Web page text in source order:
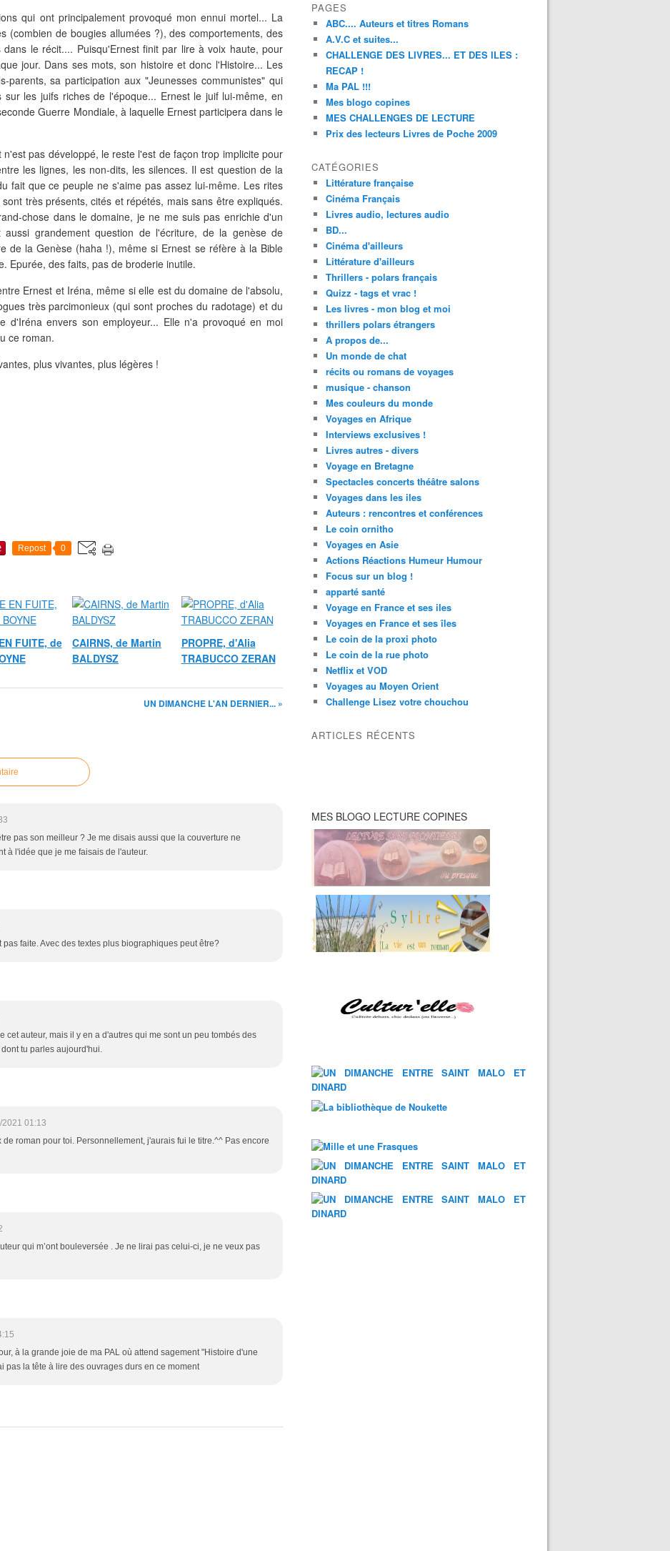
qui ont principalement provoqué mon ennui mortel... La
(combien de bougies allumées ?), des comportements, des
le récit.... Puisqu'Ernest finit par lire à voix haute, pour
jour. Dans ses mots, son histoire et donc l'Histoire... Les
parents, sa participation aux "Jeunesses communistes" qui
sur les juifs riches de l'époque... Ernest le juif lui-même, en
Guerre Mondiale, à laquelle Ernest participera dans le
pas développé, le reste l'est de façon trop implicite pour
les lignes, les non-dits, les silences. Il est question de la
fait que ce peuple ne s'aime pas assez lui-même. Les rites
très présents, cités et répétés, mais sans être expliqués.
chose dans le domaine, je ne me suis pas enrichie d'un
grandement question de l'écriture, de la genèse de
de la Genèse (haha !), même si Ernest se réfère à la Bible
Epurée, des faits, pas de broderie inutile.
Ernest et Iréna, même si elle est du domaine de l'absolu,
très parcimonieux (qui sont proches du radotage) et du
d'Iréna envers son employeur... Elle n'a provoqué en moi
ce roman.
plus vivantes, plus légères !
Repost 0
FUITE, de
CAIRNS, de Martin
BALDYSZ
PROPRE, d'Alia
TRABUCCO ZERAN
UN DIMANCHE L'AN DERNIER... »
pas son meilleur ? Je me disais aussi que la couverture ne
à l'idée que je me faisais de l'auteur.
pas faite. Avec des textes plus biographiques peut être?
cet auteur, mais il y en a d'autres qui me sont un peu tombés des
tu parles aujourd'hui.
2021 01:13
de roman pour toi. Personnellement, j'aurais fui le titre.^^ Pas encore
qui m’ont bouleversée . Je ne lirai pas celui-ci, je ne veux pas
à la grande joie de ma PAL où attend sagement "Histoire d'une
pas la tête à lire des ouvrages durs en ce moment
PAGES
ABC.... Auteurs et titres Romans
A.V.C et suites...
CHALLENGE DES LIVRES... ET DES ILES :
RECAP !
Ma PAL !!!
Mes blogo copines
MES CHALLENGES DE LECTURE
Prix des lecteurs Livres de Poche 2009
CATÉGORIES
Littérature française
Cinéma Français
Livres audio, lectures audio
BD...
Cinéma d'ailleurs
Littérature d'ailleurs
Thrillers - polars français
Quizz - tags et vrac !
Les livres - mon blog et moi
thrillers polars étrangers
A propos de...
Un monde de chat
récits ou romans de voyages
musique - chanson
Mes couleurs du monde
Voyages en Afrique
Interviews exclusives !
Livres autres - divers
Voyage en Bretagne
Spectacles concerts théâtre salons
Voyages dans les iles
Auteurs : rencontres et conférences
Le coin ornitho
Voyages en Asie
Actions Réactions Humeur Humour
Focus sur un blog !
apparté santé
Voyage en France et ses iles
Voyages en France et ses îles
Le coin de la proxi photo
Le coin de la rue photo
Netflix et VOD
Voyages au Moyen Orient
Challenge Lisez votre chouchou
ARTICLES RÉCENTS
MES BLOGO LECTURE COPINES